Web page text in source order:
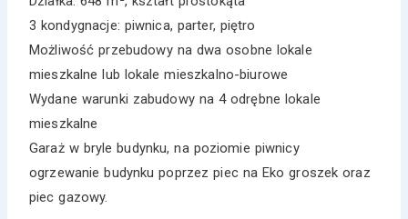
3 kondygnacje: piwnica, parter, piętro
Możliwość przebudowy na dwa osobne lokale
mieszkalne lub lokale mieszkalno-biurowe
Wydane warunki zabudowy na 4 odrębne lokale
mieszkalne
Garaż w bryle budynku, na poziomie piwnicy
ogrzewanie budynku poprzez piec na Eko groszek oraz
piec gazowy.